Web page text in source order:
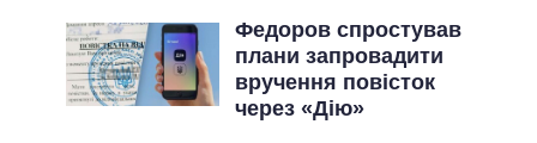
Федоров спростував
плани запровадити
вручення повісток
через «Дію»